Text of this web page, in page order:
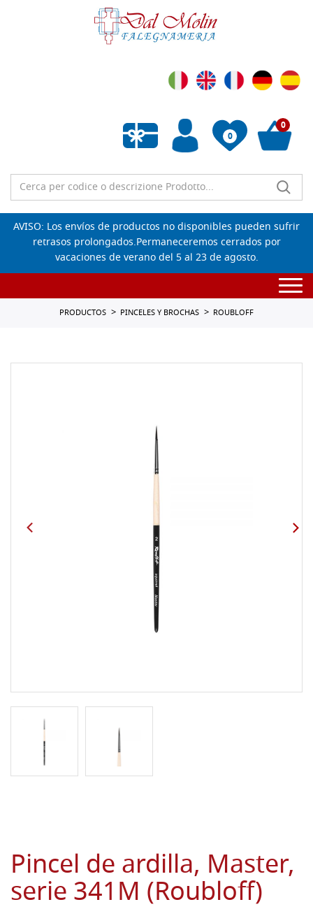
0
Lista de deseos vacía
0
AVISO: Los envíos de productos no disponibles pueden sufrir
retrasos prolongados.Permaneceremos cerrados por
vacaciones de verano del 5 al 23 de agosto.
PRODUCTOS PINCELES Y BROCHAS ROUBLOFF
Pincel de ardilla, Master,
serie 341M (Roubloff)